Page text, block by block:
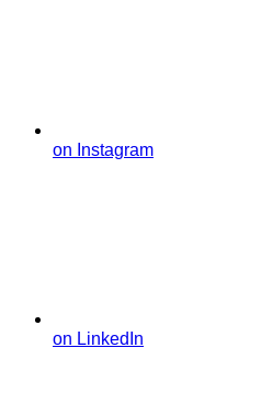
on Instagram
on LinkedIn